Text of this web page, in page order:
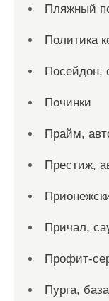
Пляжный
Политика
Посейдон,
Починки
Прайм,
Престиж,
Причал,
Профит-
Пурга,